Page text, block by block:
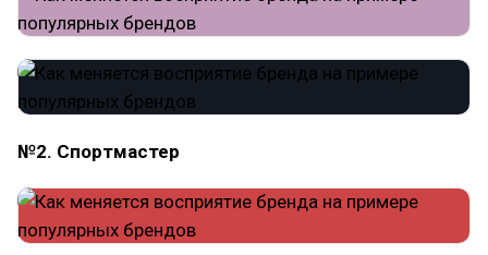
№2. Спортмастер